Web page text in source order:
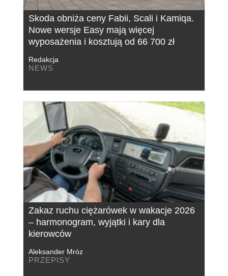
Skoda obniża ceny Fabii, Scali i Kamiqa.
Nowe wersje Easy mają więcej
wyposażenia i kosztują od 66 700 zł
Redakcja
NEWS
Zakaz ruchu ciężarówek w wakacje 2026
– harmonogram, wyjątki i kary dla
kierowców
Aleksander Mróz
PRZEPISY